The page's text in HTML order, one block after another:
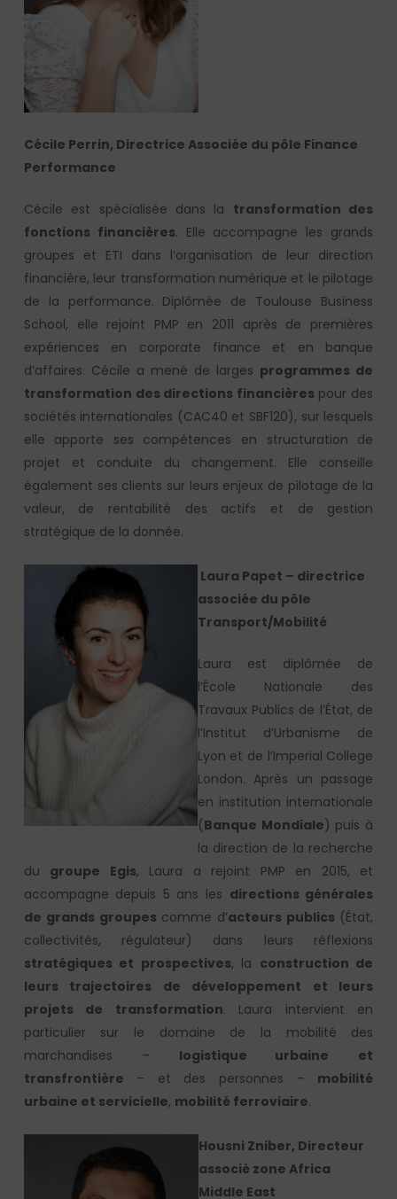
Cécile Perrin, Directrice Associée du pôle Finance
Performance
Cécile est spécialisée dans la transformation des
fonctions financières. Elle accompagne les grands
groupes et ETI dans l’organisation de leur direction
financière, leur transformation numérique et le pilotage
de la performance. Diplômée de Toulouse Business
School, elle rejoint PMP en 2011 après de premières
expériences en corporate finance et en banque
d’affaires. Cécile a mené de larges programmes de
transformation des directions financières pour des
sociétés internationales (CAC40 et SBF120), sur lesquels
elle apporte ses compétences en structuration de
projet et conduite du changement. Elle conseille
également ses clients sur leurs enjeux de pilotage de la
valeur, de rentabilité des actifs et de gestion
stratégique de la donnée.
Laura Papet – directrice
associée du pôle
Transport/Mobilité
Laura est diplômée de
l’École Nationale des
Travaux Publics de l’État, de
l’Institut d’Urbanisme de
Lyon et de l’Imperial College
London. Après un passage
en institution internationale
(Banque Mondiale) puis à
la direction de la recherche
du groupe Egis, Laura a rejoint PMP en 2015, et
accompagne depuis 5 ans les directions générales
de grands groupes comme d’acteurs publics (État,
collectivités, régulateur) dans leurs réflexions
stratégiques et prospectives, la construction de
leurs trajectoires de développement et leurs
projets de transformation. Laura intervient en
particulier sur le domaine de la mobilité des
marchandises – logistique urbaine
et
transfrontière – et des personnes – mobilité
urbaine et servicielle, mobilité ferroviaire.
Housni Zniber, Directeur
associé zone Africa
Middle East